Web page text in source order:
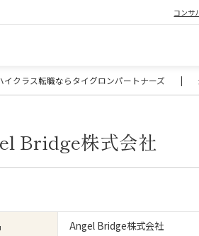
コンサ
イクラス転職ならタイグロンパートナーズ |
Bridge株式会社
Angel Bridge株式会社